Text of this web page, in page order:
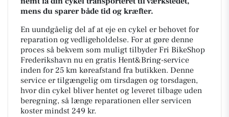
mens du sparer både tid og kræfter.
En uundgåelig del af at eje en cykel er behovet for
reparation og vedligeholdelse. For at gøre denne
proces så bekvem som muligt tilbyder Fri BikeShop
Frederikshavn nu en gratis Hent&Bring-service
inden for 25 km køreafstand fra butikken. Denne
service er tilgængelig om tirsdagen og torsdagen,
hvor din cykel bliver hentet og leveret tilbage uden
beregning, så længe reparationen eller servicen
koster mindst 249 kr.